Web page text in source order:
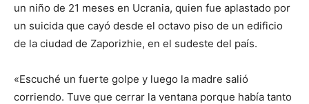
un niño de 21 meses en Ucrania, quien fue aplastado por
un suicida que cayó desde el octavo piso de un edificio
de la ciudad de Zaporizhie, en el sudeste del país.
«Escuché un fuerte golpe y luego la madre salió
corriendo. Tuve que cerrar la ventana porque había tanto